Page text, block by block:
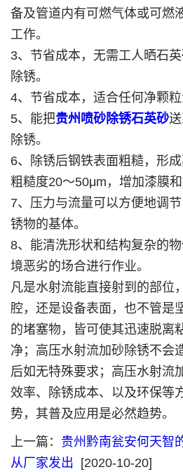
备及管道内有可燃气体或可燃
工作。
3、节省成本，无需工人晒石
除锈。
4、节省成本，适合任何净颗粒
5、能把贵州喷砂除锈石英砂
除锈。
6、除锈后钢铁表面粗糙，形成
粗糙度20～50μm，增加漆膜
7、压力与流量可以方便地调
锈物的基体。
8、能清洗形状和结构复杂的
境恶劣的场合进行作业。
凡是水射流能直接射到的部位
腔，还是设备表面，也不管是
的堵塞物，皆可使其迅速脱离
净；高压水射流加砂除锈不会
后如无特殊要求；高压水射流
效率、除锈成本、以及环保等
势，其普及应用是必然趋势。
上一篇： 贵州黔南瓮安何天智
从厂家发出
[2020-10-20]